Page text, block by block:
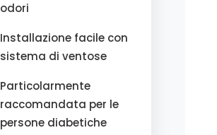
odori
Installazione facile con
sistema di ventose
Particolarmente
raccomandata per le
persone diabetiche